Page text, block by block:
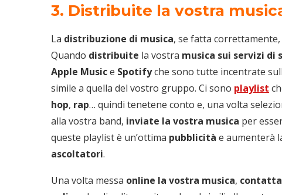
3. Distribuite la vostra
La distribuzione di musica, se fatta
Quando distribuite la vostra musica sui servizi di
Apple Musice Spotifyche sono tutte incentrate
simile a quella del vostro gruppo. Ci sono playlist
hop, rap… quindi tenetene conto e, una volta
alla vostra band, inviate la vostra musica per
queste playlist è un’ottima pubblicità e aumenterà
ascoltatori.
Una volta messa online la vostra musica,